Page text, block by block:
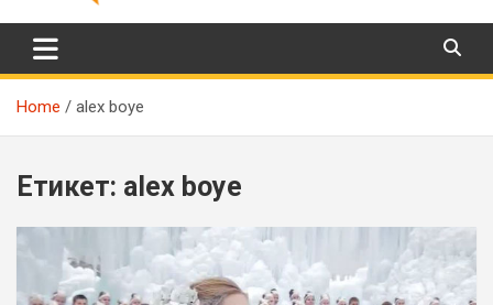
TeenPortall
Home alex boye
Етикет: alex boye